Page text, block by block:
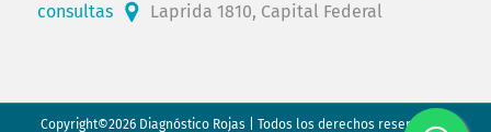
consultas
Laprida 1810, Capital Federal
Copyright©2026 Diagnóstico Rojas | Todos los derechos reservados.